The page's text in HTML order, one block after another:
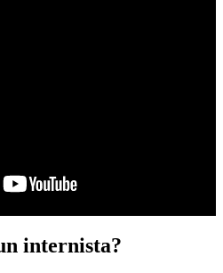
internista?